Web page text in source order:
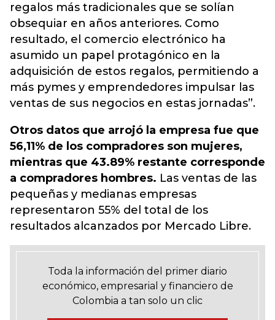
regalos más tradicionales que se solían
obsequiar en años anteriores. Como
resultado, el comercio electrónico ha
asumido un papel protagónico en la
adquisición de estos regalos, permitiendo a
más pymes y emprendedores impulsar las
ventas de sus negocios en estas jornadas”.
Otros datos que arrojó la empresa fue que
56,11% de los compradores son mujeres,
mientras que 43.89% restante corresponde
a compradores hombres. Las ventas de las
pequeñas y medianas empresas
representaron 55% del total de los
resultados alcanzados por Mercado Libre.
Toda la información del primer diario
económico, empresarial y financiero de
Colombia a tan solo un clic